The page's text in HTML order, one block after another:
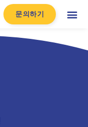
문의하기